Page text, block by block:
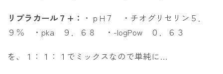
リブラカール７+： ・ｐH７ ・チオグリセリン５．
９％ ・pka ９．６８ ・-logPow ０．６３
を、１：１：１でミックスなので単純に…